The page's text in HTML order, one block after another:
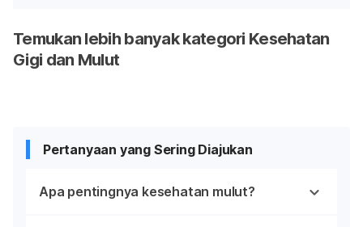
Temukan lebih banyak kategori Kesehatan
Gigi dan Mulut
Pertanyaan yang Sering Diajukan
Apa pentingnya kesehatan mulut?